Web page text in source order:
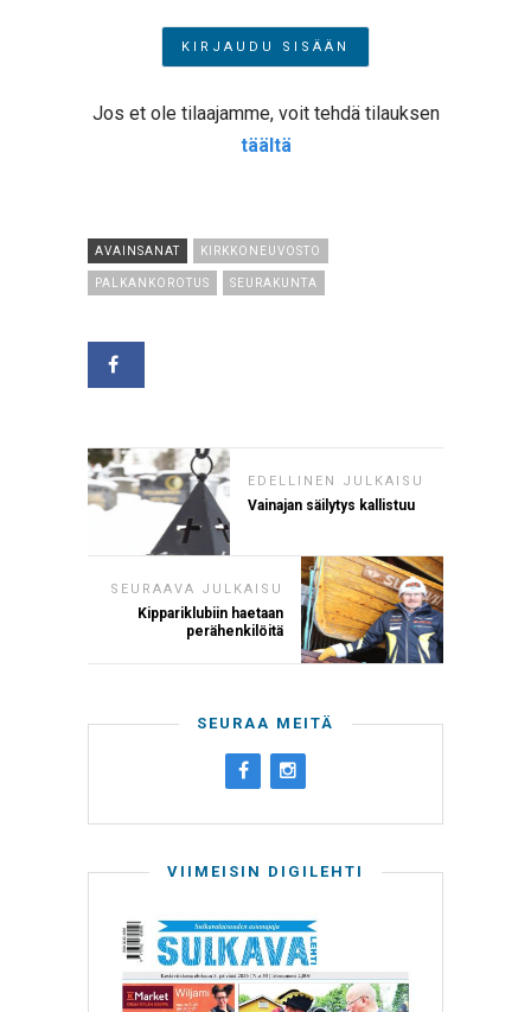
Jos et ole tilaajamme, voit tehdä tilauksen
täältä
AVAINSANAT KIRKKONEUVOSTO
PALKANKOROTUS SEURAKUNTA
EDELLINEN JULKAISU
Vainajan säilytys kallistuu
SEURAAVA JULKAISU
Kippariklubiin haetaan
perähenkilöitä
SEURAA MEITÄ
VIIMEISIN DIGILEHTI